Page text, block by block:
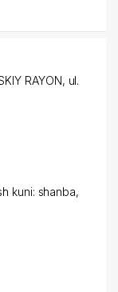
RAYON, ul.
kuni: shanba,